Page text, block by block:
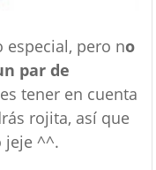
especial, pero no
par de
tener en cuenta
rojita, así que
jeje ^^.